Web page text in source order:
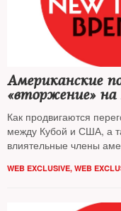
Американские
«вторжение» на
Как продвигаются
между Кубой и США, а
влиятельные члены
WEB EXCLUSIVE, WEB